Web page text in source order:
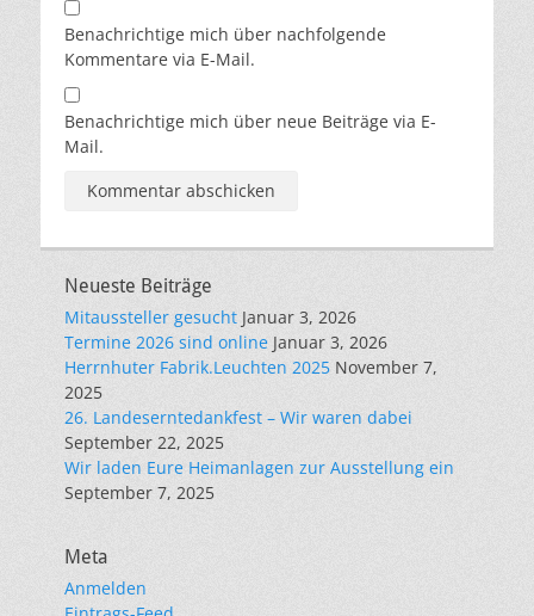
Benachrichtige mich über nachfolgende
Kommentare via E-Mail.
Benachrichtige mich über neue Beiträge via E-
Mail.
Neueste Beiträge
Mitaussteller gesucht Januar 3, 2026
Termine 2026 sind online Januar 3, 2026
Herrnhuter Fabrik.Leuchten 2025 November 7,
2025
26. Landeserntedankfest – Wir waren dabei
September 22, 2025
Wir laden Eure Heimanlagen zur Ausstellung ein
September 7, 2025
Meta
Anmelden